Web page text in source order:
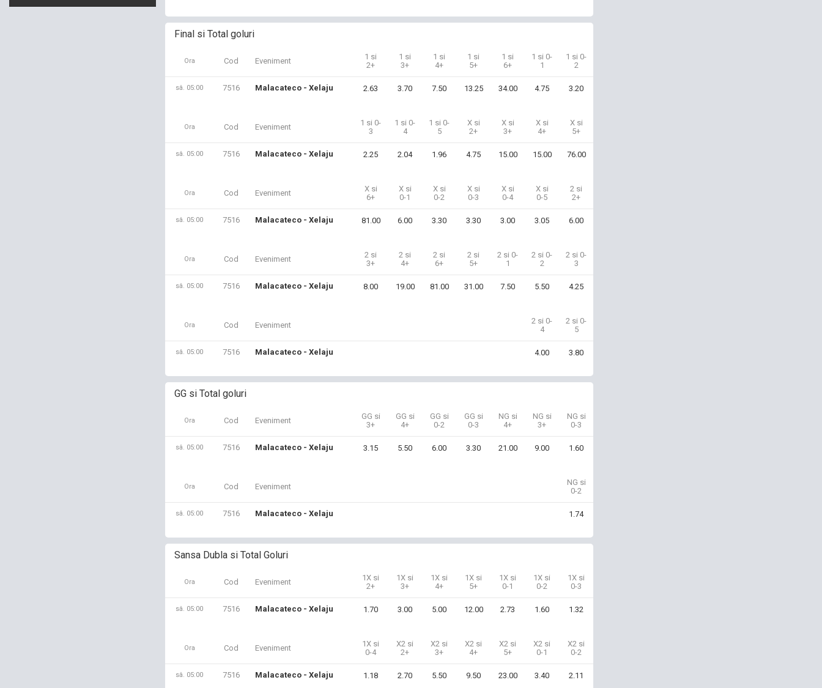
Final si Total goluri
Ora Cod Eveniment
1 si
2+
1 si
3+
1 si
4+
1 si
5+
1 si
6+
1 si 0-
1
1 si 0-
2
sâ. 05:00 7516 Malacateco - Xelaju 2.63 3.70 7.50 13.25 34.00 4.75 3.20
Ora Cod Eveniment
1 si 0-
3
1 si 0-
4
1 si 0-
5
X si
2+
X si
3+
X si
4+
X si
5+
sâ. 05:00 7516 Malacateco - Xelaju 2.25 2.04 1.96 4.75 15.00 15.00 76.00
Ora Cod Eveniment
X si
6+
X si
0-1
X si
0-2
X si
0-3
X si
0-4
X si
0-5
2 si
2+
sâ. 05:00 7516 Malacateco - Xelaju 81.00 6.00 3.30 3.30 3.00 3.05 6.00
Ora Cod Eveniment
2 si
3+
2 si
4+
2 si
6+
2 si
5+
2 si 0-
1
2 si 0-
2
2 si 0-
3
sâ. 05:00 7516 Malacateco - Xelaju 8.00 19.00 81.00 31.00 7.50 5.50 4.25
Ora Cod Eveniment
2 si 0-
4
2 si 0-
5
sâ. 05:00 7516 Malacateco - Xelaju 4.00 3.80
GG si Total goluri
Ora Cod Eveniment
GG si
3+
GG si
4+
GG si
0-2
GG si
0-3
NG si
4+
NG si
3+
NG si
0-3
sâ. 05:00 7516 Malacateco - Xelaju 3.15 5.50 6.00 3.30 21.00 9.00 1.60
Ora Cod Eveniment
NG si
0-2
sâ. 05:00 7516 Malacateco - Xelaju 1.74
Sansa Dubla si Total Goluri
Ora Cod Eveniment
1X si
2+
1X si
3+
1X si
4+
1X si
5+
1X si
0-1
1X si
0-2
1X si
0-3
sâ. 05:00 7516 Malacateco - Xelaju 1.70 3.00 5.00 12.00 2.73 1.60 1.32
Ora Cod Eveniment
1X si
0-4
X2 si
2+
X2 si
3+
X2 si
4+
X2 si
5+
X2 si
0-1
X2 si
0-2
sâ. 05:00 7516 Malacateco - Xelaju 1.18 2.70 5.50 9.50 23.00 3.40 2.11